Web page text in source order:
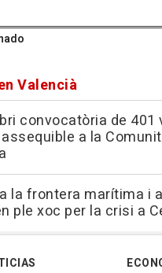
Valencià
convocatòria de 401
a la
la frontera marítima i
ple xoc per la crisi a